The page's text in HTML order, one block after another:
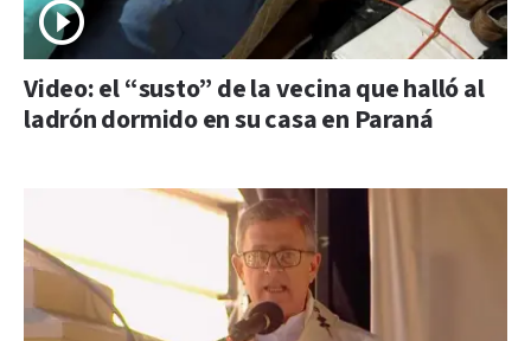
Video: el “susto” de la vecina que halló al
ladrón dormido en su casa en Paraná